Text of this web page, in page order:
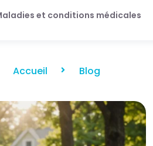
et conditions médicales
Accueil Blog